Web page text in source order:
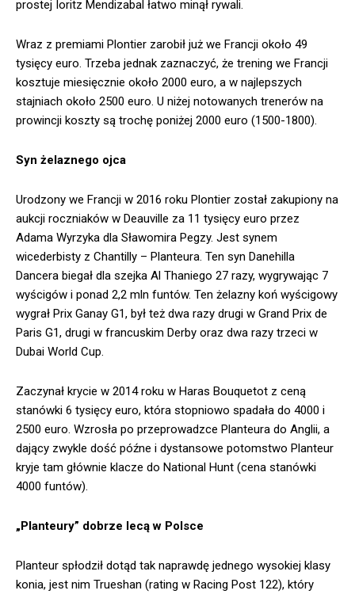
prostej Ioritz Mendizabal łatwo minął rywali.
Wraz z premiami Plontier zarobił już we Francji około 49
tysięcy euro. Trzeba jednak zaznaczyć, że trening we Francji
kosztuje miesięcznie około 2000 euro, a w najlepszych
stajniach około 2500 euro. U niżej notowanych trenerów na
prowincji koszty są trochę poniżej 2000 euro (1500-1800).
Syn żelaznego ojca
Urodzony we Francji w 2016 roku Plontier został zakupiony na
aukcji roczniaków w Deauville za 11 tysięcy euro przez
Adama Wyrzyka dla Sławomira Pegzy. Jest synem
wicederbisty z Chantilly – Planteura. Ten syn Danehilla
Dancera biegał dla szejka Al Thaniego 27 razy, wygrywając 7
wyścigów i ponad 2,2 mln funtów. Ten żelazny koń wyścigowy
wygrał Prix Ganay G1, był też dwa razy drugi w Grand Prix de
Paris G1, drugi w francuskim Derby oraz dwa razy trzeci w
Dubai World Cup.
Zaczynał krycie w 2014 roku w Haras Bouquetot z ceną
stanówki 6 tysięcy euro, która stopniowo spadała do 4000 i
2500 euro. Wzrosła po przeprowadzce Planteura do Anglii, a
dający zwykle dość późne i dystansowe potomstwo Planteur
kryje tam głównie klacze do National Hunt (cena stanówki
4000 funtów).
„Planteury” dobrze lecą w Polsce
Planteur spłodził dotąd tak naprawdę jednego wysokiej klasy
konia, jest nim Trueshan (rating w Racing Post 122), który